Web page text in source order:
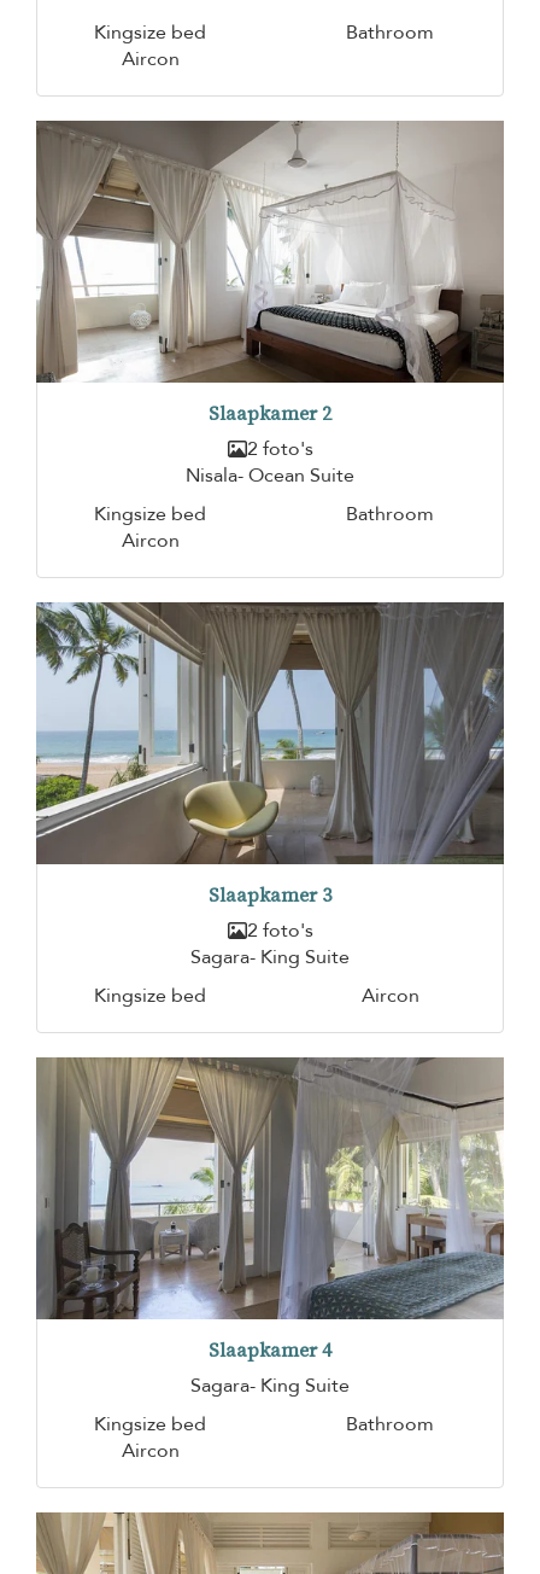
Kingsize bed
Bathroom
Aircon
Slaapkamer 2
2 foto's
Nisala- Ocean Suite
Kingsize bed
Bathroom
Aircon
Slaapkamer 3
2 foto's
Sagara- King Suite
Kingsize bed
Aircon
Slaapkamer 4
Sagara- King Suite
Kingsize bed
Bathroom
Aircon